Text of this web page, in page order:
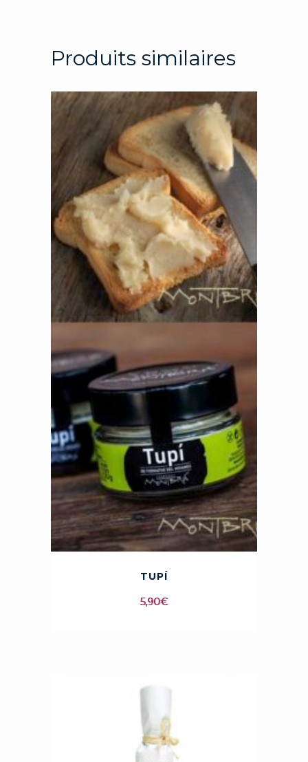
Produits similaires
TUPÍ
5,90€